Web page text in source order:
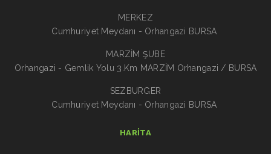
MERKEZ
Cumhuriyet Meydanı - Orhangazi BURSA
MARZİM ŞUBE
Orhangazi - Gemlik Yolu 3.Km MARZİM Orhangazi / BURSA
SEZBURGER
Cumhuriyet Meydanı - Orhangazi BURSA
HARITA